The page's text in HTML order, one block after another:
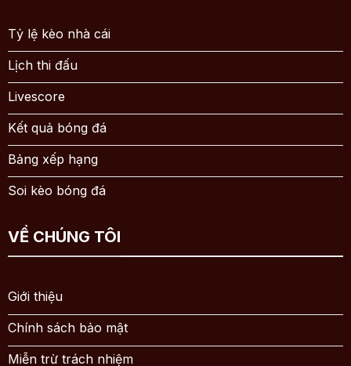
Tỷ lệ kèo nhà cái
Lịch thi đấu
Livescore
Kết quả bóng đá
Bảng xếp hạng
Soi kèo bóng đá
VỀ CHÚNG TÔI
Giới thiệu
Chính sách bảo mật
Miễn trừ trách nhiệm